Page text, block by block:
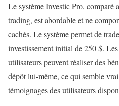
Le système Investic Pro, comparé
trading, est abordable et ne
cachés. Le système permet de
investissement initial de 250 $.
utilisateurs peuvent réaliser des
dépôt lui-même, ce qui semble
témoignages des utilisateurs